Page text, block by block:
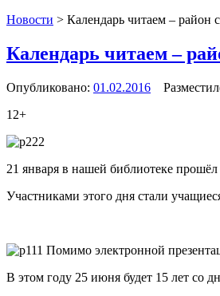
Новости > Календарь читаем – район
Календарь читаем –
Опубликовано: 01.02.2016
12+
21 января в нашей библиотеке
Участниками этого дня стали
Помимо электронной
В этом году 25 июня будет 15 лет со